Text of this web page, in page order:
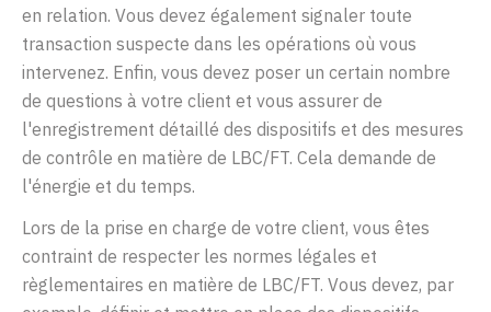
en relation. Vous devez également signaler toute
transaction suspecte dans les opérations où vous
intervenez. Enfin, vous devez poser un certain nombre
de questions à votre client et vous assurer de
l'enregistrement détaillé des dispositifs et des mesures
de contrôle en matière de LBC/FT. Cela demande de
l'énergie et du temps.
Lors de la prise en charge de votre client, vous êtes
contraint de respecter les normes légales et
règlementaires en matière de LBC/FT. Vous devez, par